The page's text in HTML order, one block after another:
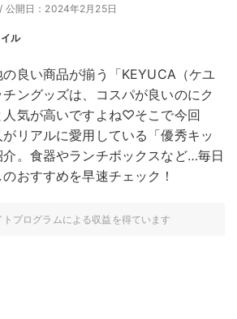
/ 公開日：2024年2月25日
ル
良い商品が揃う「KEYUCA（ケユ
ングッズは、コスパが良いのにク
人気が高いですよね♡そこで今回
リアルに愛用している「優秀キッ
。食器やランチボックスなど…毎日
おすすめを早速チェック！
プログラムによる収益を得ています